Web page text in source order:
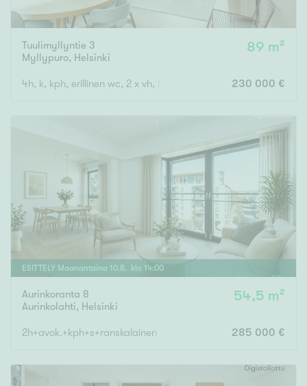
Tuulimyllyntie 3
Myllypuro, Helsinki
89 m²
4h, k, kph, erillinen wc, 2 x vh, lasitettu parveke 230 000 €
ESITTELY Maanantaina 10.8 . klo 14:00
Aurinkoranta 8
Aurinkolahti, Helsinki
54,5 m²
2h+avok.+kph+s+ranskalainen parv. 285 000 €